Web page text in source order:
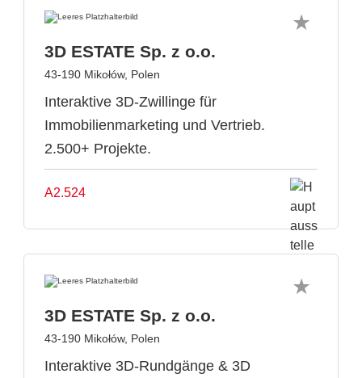
3D ESTATE Sp. z o.o.
43-190 Mikołów, Polen
Interaktive 3D-Zwillinge für
Immobilienmarketing und Vertrieb.
2.500+ Projekte.
A2.524
3D ESTATE Sp. z o.o.
43-190 Mikołów, Polen
Interaktive 3D-Rundgänge & 3D